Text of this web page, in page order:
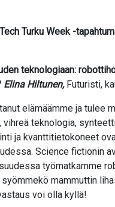
Turku Week -
teknologiaan:
Elina Hiltunen, Futuristi,
elämäämme ja tulee
vihreä teknologia,
ja kvanttitietokoneet
Science fictionin
työmatkamme
mammuttin
voi olla kyllä!